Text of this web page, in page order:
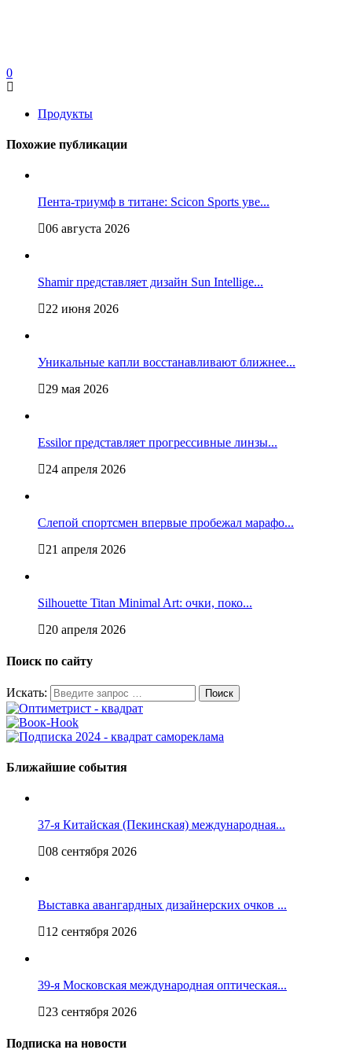
0
Продукты
Похожие публикации
Пента-триумф в титане: Scicon Sports уве...
06 августа 2026
Shamir представляет дизайн Sun Intellige...
22 июня 2026
Уникальные капли восстанавливают ближнее...
29 мая 2026
Essilor представляет прогрессивные линзы...
24 апреля 2026
Слепой спортсмен впервые пробежал марафо...
21 апреля 2026
Silhouette Titan Minimal Art: очки, поко...
20 апреля 2026
Поиск по сайту
Искать:
Ближайшие события
37-я Китайская (Пекинская) международная...
08 сентября 2026
Выставка авангардных дизайнерских очков ...
12 сентября 2026
39-я Московская международная оптическая...
23 сентября 2026
Подписка на новости